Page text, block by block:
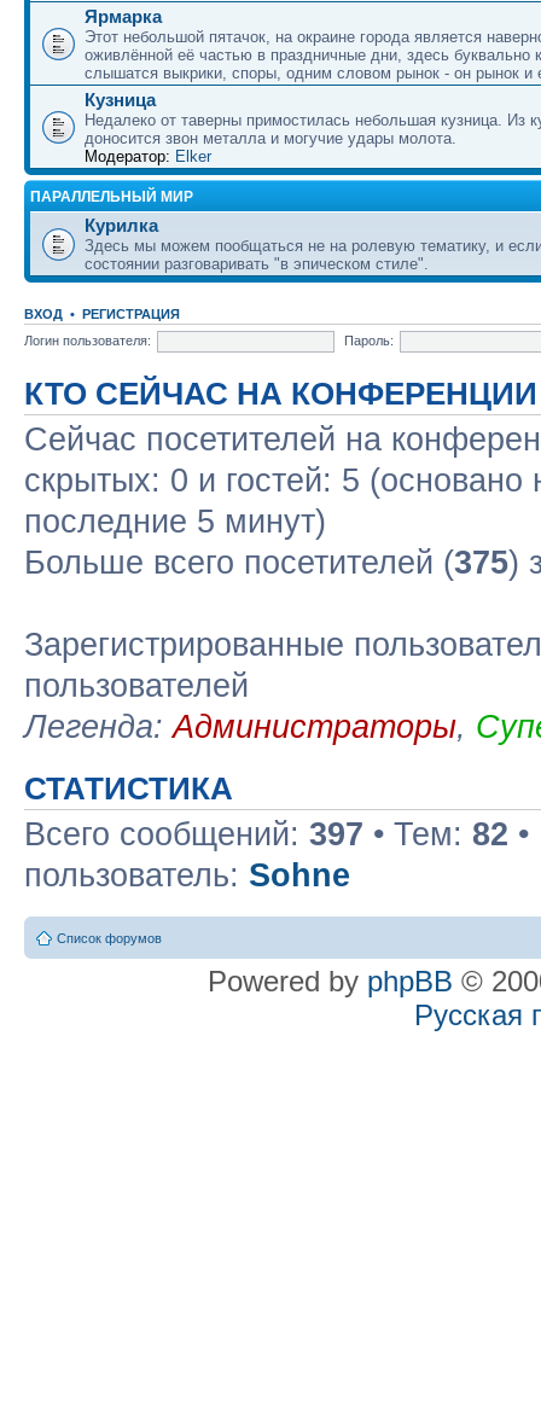
Ярмарка
Этот небольшой пятачок, на окраине города является
оживлённой её частью в праздничные дни, здесь буквально
слышатся выкрики, споры, одним словом рынок - он рынок и
Кузница
Недалеко от таверны примостилась небольшая кузница. Из
доносится звон металла и могучие удары молота.
Модератор: Elker
ПАРАЛЛЕЛЬНЫЙ МИР
Курилка
Здесь мы можем пообщаться не на ролевую тематику, и
состоянии разговаривать "в эпическом стиле".
ВХОД • РЕГИСТРАЦИЯ
Логин пользователя:
Пароль:
КТО СЕЙЧАС НА КОНФЕРЕНЦИИ
Сейчас посетителей на
скрытых: 0 и гостей: 5 (основано
последние 5 минут)
Больше всего посетителей (375)
Зарегистрированные
пользователей
Легенда:Администраторы,
СТАТИСТИКА
Всего сообщений: 397 • Тем: 82
пользователь: Sohne
Список форумов
Powered by phpBB ©
Русская